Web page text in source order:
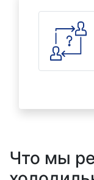
Что мы